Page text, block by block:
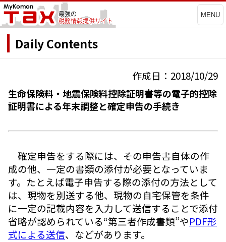
MENU
Daily Contents
作成日：2018/10/29
生命保険料・地震保険料控除証明書等の電子的控除
証明書による年末調整と確定申告の手続き
確定申告をする際には、その申告書自体の作
成の他、一定の書類の添付が必要となっていま
す。たとえば電子申告する際の添付の方法として
は、現物を別送する他、現物の自宅保管を条件
に一定の記載内容を入力して送信することで添付
省略が認められている“第三者作成書類”やPDF形
式による送信、などがあります。